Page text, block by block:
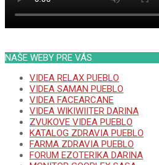
NAŠE WEBY PRE VÁS
VIDEA RELAX PUEBLO
VIDEA SAMAN PUEBLO
VIDEA FACEARCANE
VIDEA WIKIWIITER DARINA
ZVUKOVE VIDEA PUEBLO
KATALOG ZDRAVIA PUEBLO
FARMA ZDRAVIA PUEBLO
FORUM EZOTERIKA DARINA